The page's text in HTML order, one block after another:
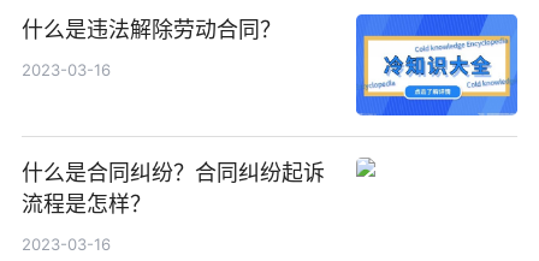
什么是违法解除劳动合同？
2023-03-16
什么是合同纠纷？合同纠纷起诉
流程是怎样？
2023-03-16